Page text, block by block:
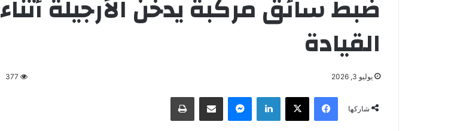
ضبط سائق مركبة يدخن الأرجيلة أثناء
القيادة
يوليو 3, 2026 377
شاركها
فيسبوك لينكدإن